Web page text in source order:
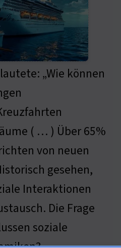
„Wie können
( … ) Über 65%
von neuen
gesehen,
Interaktionen
Die Frage
soziale